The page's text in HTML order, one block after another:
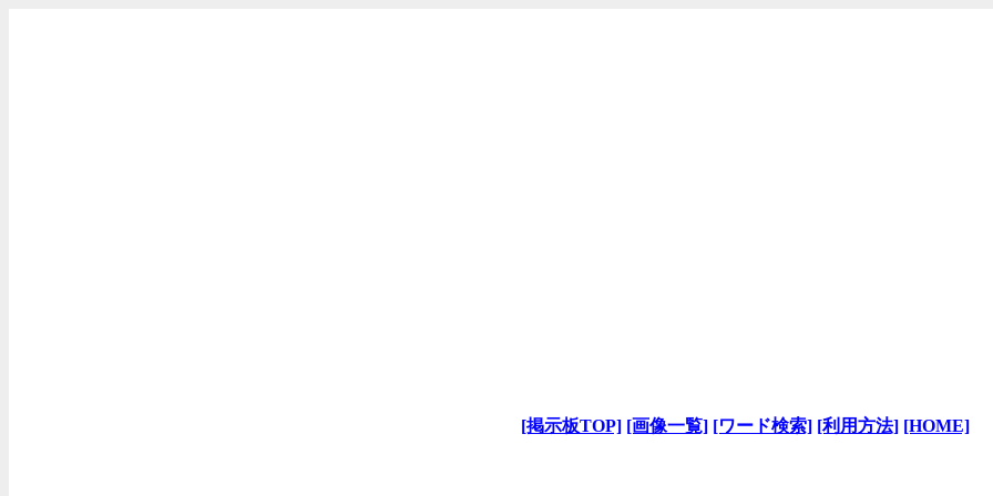
[掲示板TOP] [画像一覧] [ワード検索] [利用方法] [HOME]